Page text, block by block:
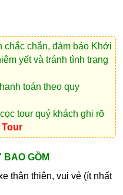
chắn, đảm bảo Khởi
yết và tránh tình trạng
toán theo quy
tour quý khách ghi rõ
Tour
BAO GỒM
thân thiện, vui vẻ (ít nhất